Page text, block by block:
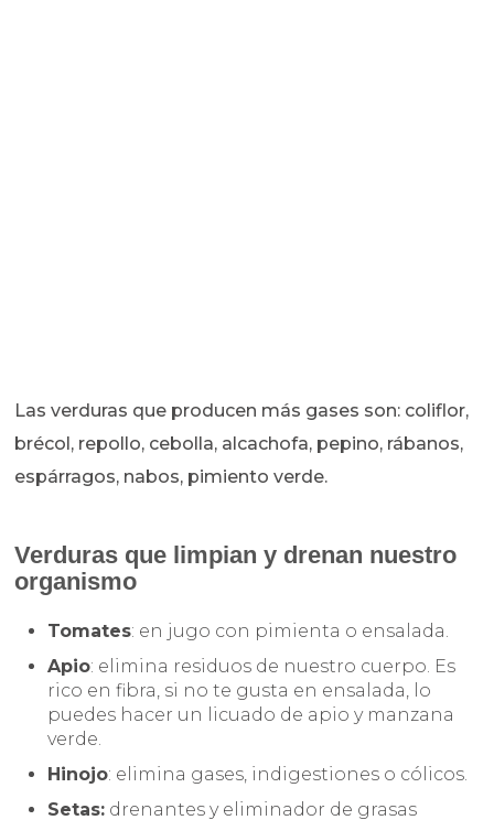
Las verduras que producen más gases son: coliflor,
brécol, repollo, cebolla, alcachofa, pepino, rábanos,
espárragos, nabos, pimiento verde.
Verduras que limpian y drenan nuestro
organismo
Tomates: en jugo con pimienta o ensalada.
Apio: elimina residuos de nuestro cuerpo. Es
rico en fibra, si no te gusta en ensalada, lo
puedes hacer un licuado de apio y manzana
verde.
Hinojo: elimina gases, indigestiones o cólicos.
Setas: drenantes y eliminador de grasas